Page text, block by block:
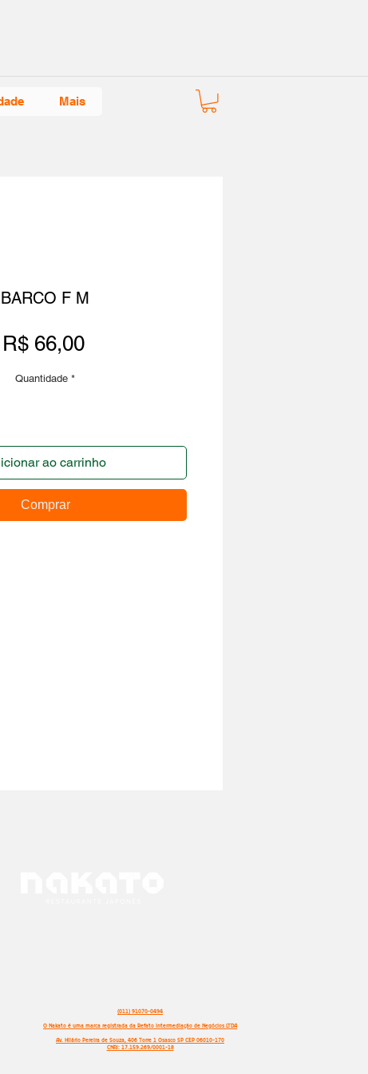
Mais
BARCO F M
R$ 66,00Preço
Quantidade *
ao carrinho
Comprar
(011) 91070-0494
O Nakato é uma marca registrada da Refato Intermediação de Negócios LTDA
Av. Hilário Pereira de Souza, 406 Torre 1 Osasco SP CEP 06010-170
CNPJ: 17.159.269/0001-18